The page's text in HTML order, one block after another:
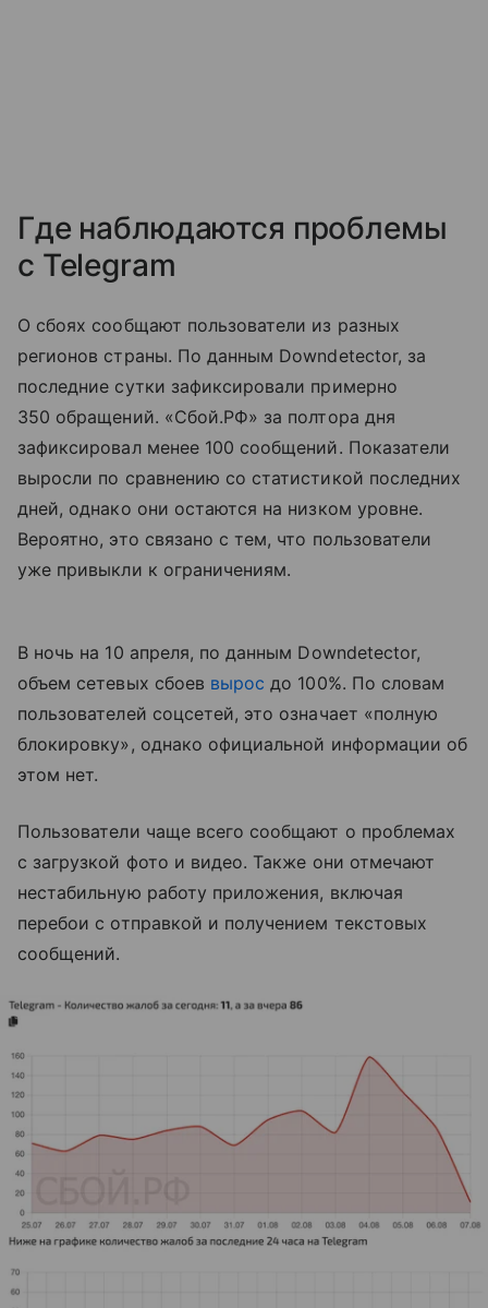
Где наблюдаются проблемы
с Telegram
О сбоях сообщают пользователи из разных
регионов страны. По данным Downdetector, за
последние сутки зафиксировали примерно
350 обращений. «Сбой.РФ» за полтора дня
зафиксировал менее 100 сообщений. Показатели
выросли по сравнению со статистикой последних
дней, однако они остаются на низком уровне.
Вероятно, это связано с тем, что пользователи
уже привыкли к ограничениям.
В ночь на 10 апреля, по данным Downdetector,
объем сетевых сбоев вырос до 100%. По словам
пользователей соцсетей, это означает «полную
блокировку», однако официальной информации об
этом нет.
Пользователи чаще всего сообщают о проблемах
с загрузкой фото и видео. Также они отмечают
нестабильную работу приложения, включая
перебои с отправкой и получением текстовых
сообщений.